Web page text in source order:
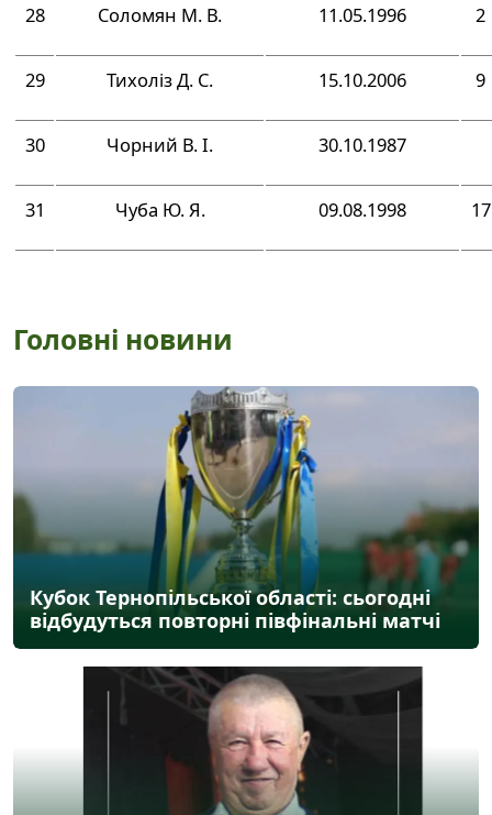
28 Соломян М. В. 11.05.1996 2
29 Тихоліз Д. С. 15.10.2006 9
30 Чорний В. І. 30.10.1987
31 Чуба Ю. Я. 09.08.1998 17
Головні новини
Кубок Тернопільської області: сьогодні
відбудуться повторні півфінальні матчі